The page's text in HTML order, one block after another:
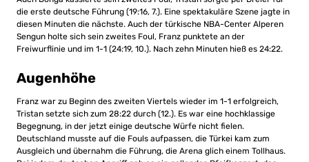
die erste deutsche Führung (19:16, 7.). Eine spektakuläre Szene jagte in
diesen Minuten die nächste. Auch der türkische NBA-Center Alperen
Sengun holte sich sein zweites Foul, Franz punktete an der
Freiwurflinie und im 1-1 (24:19, 10.). Nach zehn Minuten hieß es 24:22.
Augenhöhe
Franz war zu Beginn des zweiten Viertels wieder im 1-1 erfolgreich,
Tristan setzte sich zum 28:22 durch (12.). Es war eine hochklassige
Begegnung, in der jetzt einige deutsche Würfe nicht fielen.
Deutschland musste auf die Fouls aufpassen, die Türkei kam zum
Ausgleich und übernahm die Führung, die Arena glich einem Tollhaus.